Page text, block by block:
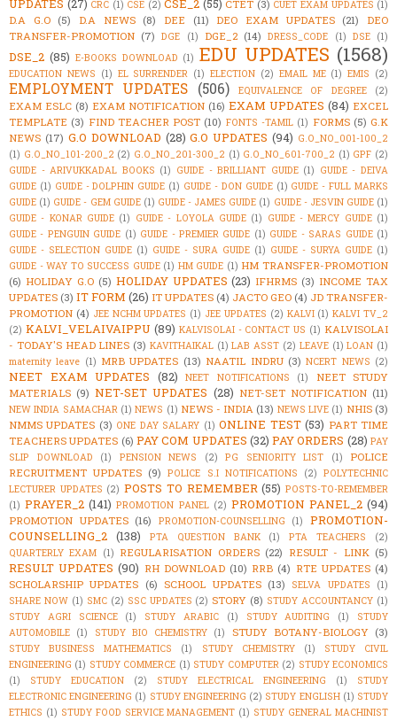
UPDATES (27) CRC (1) CSE (2) CSE_2 (55) CTET (3) CUET EXAM UPDATES (1)
D.A G.O (5) D.A NEWS (8) DEE (11) DEO EXAM UPDATES (21)
DEO
TRANSFER-PROMOTION (7) DGE (1) DGE_2 (14) DRESS_CODE (1) DSE (1)
DSE_2 (85) E-BOOKS DOWNLOAD (1) EDU UPDATES (1568)
EDUCATION NEWS (1) EL SURRENDER (1) ELECTION (2) EMAIL ME (1) EMIS (2)
EMPLOYMENT UPDATES (506) EQUIVALENCE OF DEGREE (2)
EXAM ESLC (8) EXAM NOTIFICATION (16) EXAM UPDATES (84) EXCEL
TEMPLATE (3) FIND TEACHER POST (10) FONTS -TAMIL (1) FORMS (5) G.K
NEWS (17) G.O DOWNLOAD (28) G.O UPDATES (94) G.O_NO_001-100_2
(1) G.O_NO_101-200_2 (2) G.O_NO_201-300_2 (1) G.O_NO_601-700_2 (1) GPF (2)
GUIDE - ARIVUKKADAL BOOKS (1) GUIDE - BRILLIANT GUIDE (1) GUIDE - DEIVA
GUIDE (1) GUIDE - DOLPHIN GUIDE (1) GUIDE - DON GUIDE (1) GUIDE - FULL MARKS
GUIDE (1) GUIDE - GEM GUIDE (1) GUIDE - JAMES GUIDE (1) GUIDE - JESVIN GUIDE (1)
GUIDE - KONAR GUIDE (1) GUIDE - LOYOLA GUIDE (1) GUIDE - MERCY GUIDE (1)
GUIDE - PENGUIN GUIDE (1) GUIDE - PREMIER GUIDE (1) GUIDE - SARAS GUIDE (1)
GUIDE - SELECTION GUIDE (1) GUIDE - SURA GUIDE (1) GUIDE - SURYA GUIDE (1)
GUIDE - WAY TO SUCCESS GUIDE (1) HM GUIDE (1) HM TRANSFER-PROMOTION
(6) HOLIDAY G.O (5) HOLIDAY UPDATES (23) IFHRMS (3) INCOME TAX
UPDATES (3) IT FORM (26) IT UPDATES (4) JACTO GEO (4) JD TRANSFER-
PROMOTION (4) JEE NCHM UPDATES (1) JEE UPDATES (2) KALVI (1) KALVI TV_2
(2) KALVI_VELAIVAIPPU (89) KALVISOLAI - CONTACT US (1) KALVISOLAI
- TODAY'S HEAD LINES (3) KAVITHAIKAL (1) LAB ASST (2) LEAVE (1) LOAN (1)
maternity leave (1) MRB UPDATES (13) NAATIL INDRU (3) NCERT NEWS (2)
NEET EXAM UPDATES (82) NEET NOTIFICATIONS (1)
NEET STUDY
MATERIALS (9) NET-SET UPDATES (28) NET-SET NOTIFICATION (11)
NEW INDIA SAMACHAR (1) NEWS (1) NEWS - INDIA (13) NEWS LIVE (1) NHIS (3)
NMMS UPDATES (3) ONE DAY SALARY (1) ONLINE TEST (53) PART TIME
TEACHERS UPDATES (6) PAY COM UPDATES (32) PAY ORDERS (28) PAY
SLIP DOWNLOAD
(1) PENSION NEWS (2) PG SENIORITY LIST (1)
POLICE
RECRUITMENT UPDATES (9) POLICE S.I NOTIFICATIONS (2) POLYTECHNIC
LECTURER UPDATES (2) POSTS TO REMEMBER (55) POSTS-TO-REMEMBER
(1) PRAYER_2 (141) PROMOTION PANEL (2) PROMOTION PANEL_2 (94)
PROMOTION UPDATES (16) PROMOTION-COUNSELLING (1)
PROMOTION-
COUNSELLING_2 (138) PTA QUESTION BANK (1) PTA TEACHERS
(2)
QUARTERLY EXAM (1) REGULARISATION ORDERS (22) RESULT - LINK (5)
RESULT UPDATES (90) RH DOWNLOAD (10) RRB (4) RTE UPDATES (4)
SCHOLARSHIP UPDATES (6) SCHOOL UPDATES (13) SELVA UPDATES
(1)
SHARE NOW (1) SMC (2) SSC UPDATES (2) STORY (8) STUDY ACCOUNTANCY (1)
STUDY AGRI SCIENCE
(1) STUDY ARABIC (1) STUDY AUDITING (1)
STUDY
AUTOMOBILE (1) STUDY BIO CHEMISTRY (1) STUDY BOTANY-BIOLOGY (3)
STUDY BUSINESS MATHEMATICS (1) STUDY CHEMISTRY (1)
STUDY CIVIL
ENGINEERING (1) STUDY COMMERCE (1) STUDY COMPUTER (2) STUDY ECONOMICS
(1)
STUDY EDUCATION (2) STUDY ELECTRICAL ENGINEERING (1)
STUDY
ELECTRONIC ENGINEERING (1) STUDY ENGINEERING (2) STUDY ENGLISH (1) STUDY
ETHICS (1) STUDY FOOD SERVICE MANAGEMENT (1) STUDY GENERAL MACHINIST